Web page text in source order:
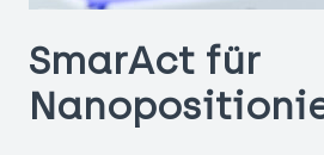
SmarAct für